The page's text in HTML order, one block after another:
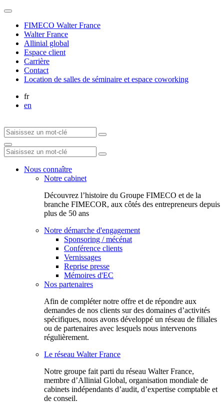
FIMECO Walter France
Walter France
Allinial global
Espace client
Carrière
Contact
Location de salles de séminaire et espace coworking
fr
en
Nous connaître
Notre cabinet
Découvrez l’histoire du Groupe FIMECO et de la
branche FIMECOR, aux côtés des entrepreneurs depuis
plus de 50 ans
Notre démarche d'engagement
Sponsoring / mécénat
Conférence clients
Vernissages
Reprise presse
Mémoires d'EC
Nos partenaires
Afin de compléter notre offre et de répondre aux
demandes de nos clients sur des domaines d’activités
spécifiques, nous avons développé un réseau de filiales
ou de partenaires avec lesquels nous intervenons
régulièrement.
Le réseau Walter France
Notr​e groupe fait parti du réseau Walter France,
membre d’Allinial Global, organisation mondiale de
cabinets indépendants d’audit, d’expertise comptable et
de conseil.